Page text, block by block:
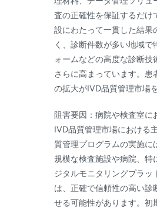
査の正確性を保証するだけ
設にわたって一貫した結果
く、診断件数が多い地域
ォームなどの高度な診断
さらに高まっています。
の拡大がIVD品質管理市場
阻害要因：病院や検査室に
IVD品質管理市場における
質管理プログラムの実施
規模な検査施設や病院、
ジタルモニタリングプラッ
は、正確で信頼性の高い診
せる可能性があります。初